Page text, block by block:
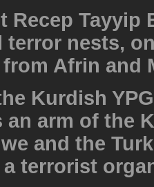
Recep Tayyip
nests,
Afrin and
Kurdish
an arm of the
and the
terrorist